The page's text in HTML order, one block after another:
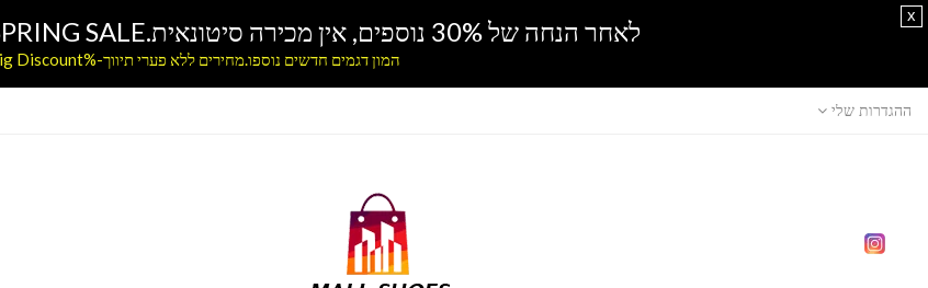
ההגדרות שלי
לאחר הנחה של 30% נוספים, אין מכירה סיטונאית.SPRING SALE
המון דגמים חדשים נוספו.מחירים ללא פערי תיווך-%Big Discount
x